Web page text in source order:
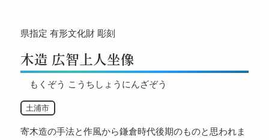
県指定 有形文化財 彫刻
木造 広智上人坐像
もくぞう こうちしょうにんざぞう
土浦市
寄木造の手法と作風から鎌倉時代後期のものと思われま